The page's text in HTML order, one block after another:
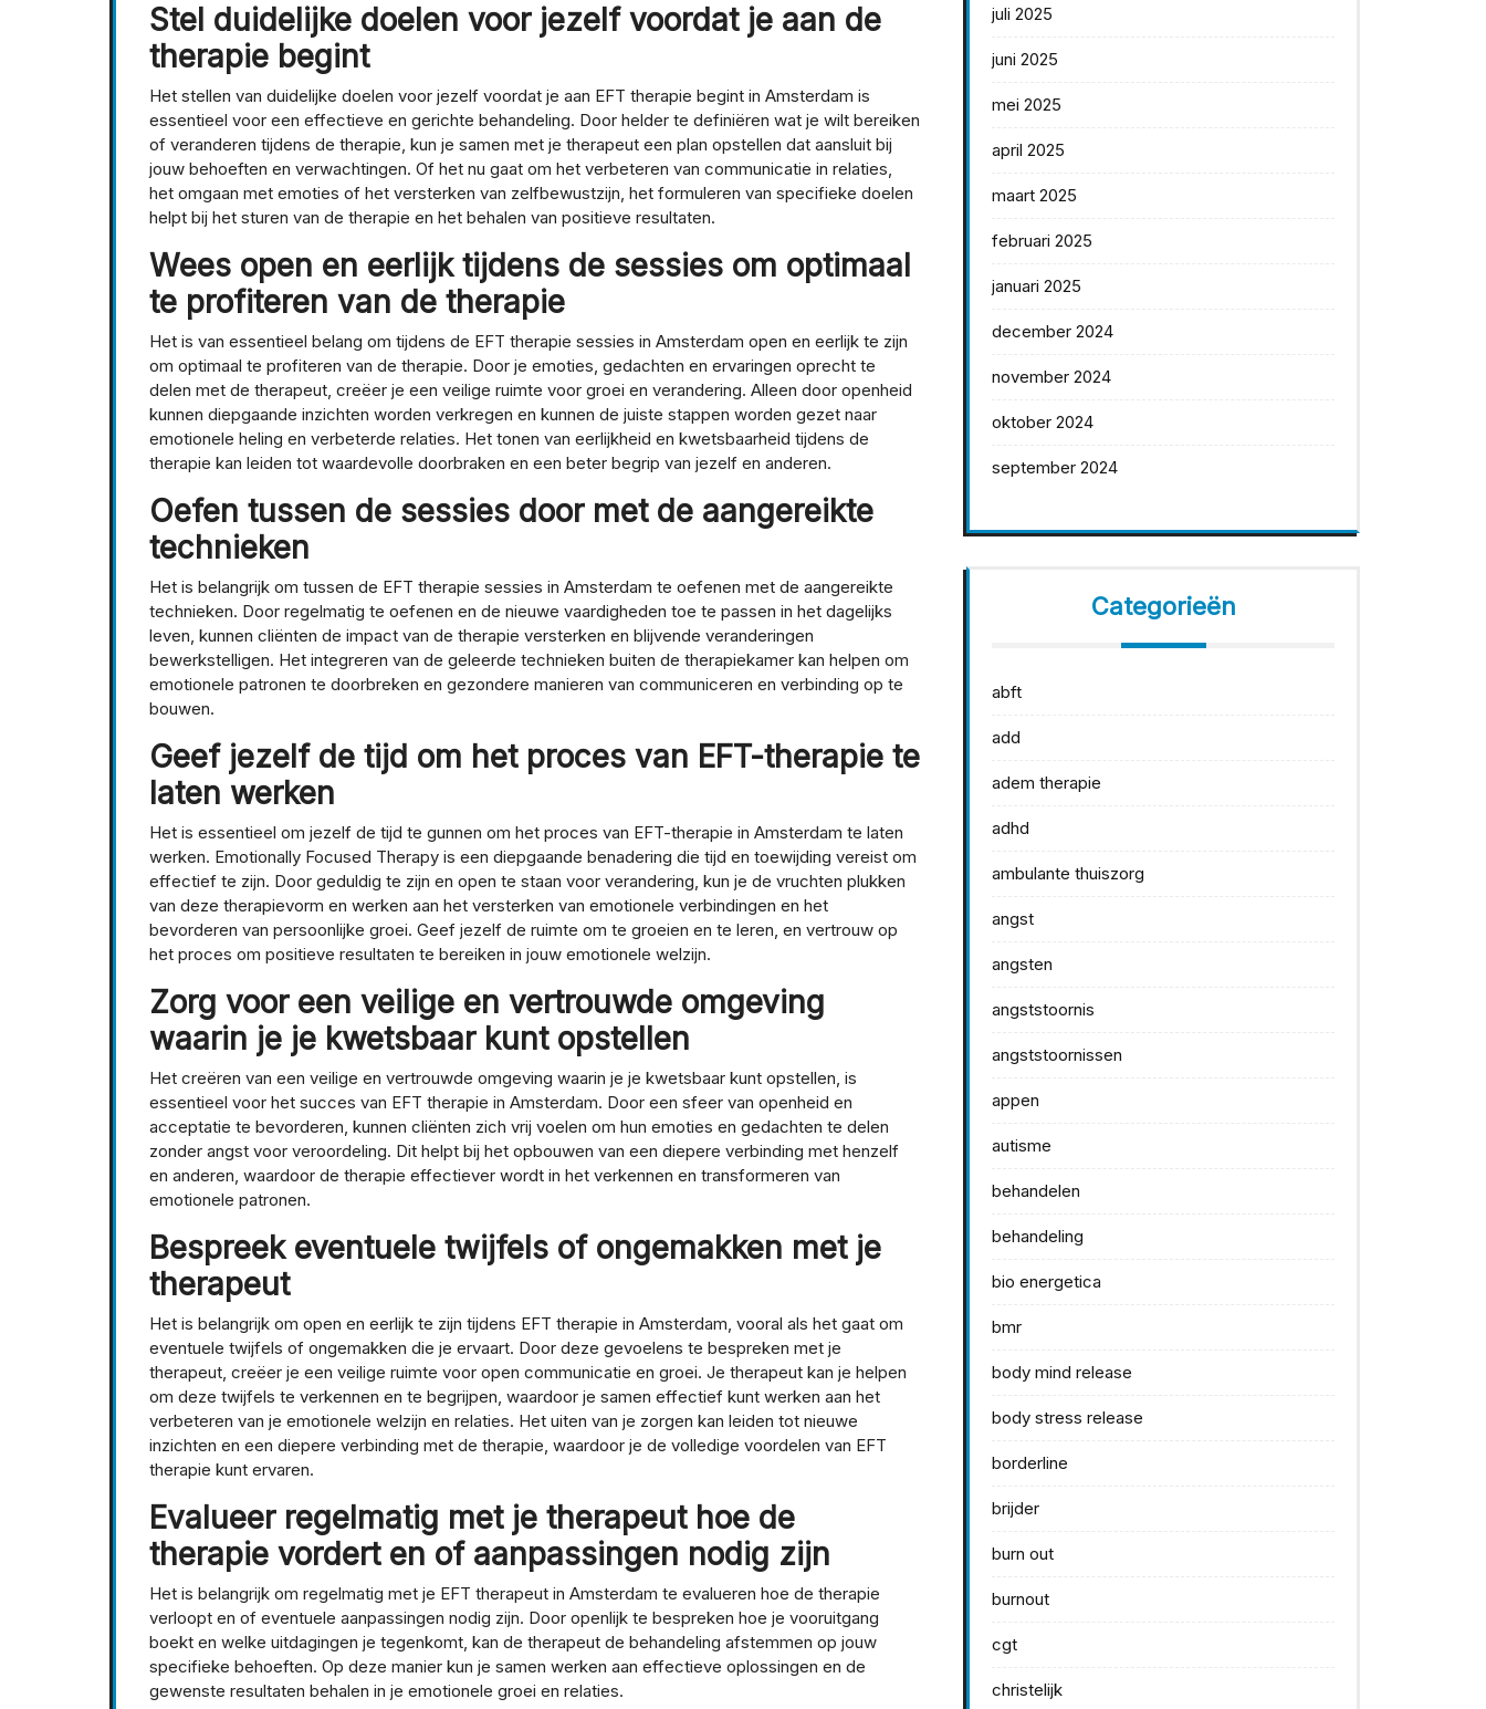
Stel duidelijke doelen voor jezelf voordat je aan de
therapie begint
Het stellen van duidelijke doelen voor jezelf voordat je aan EFT therapie begint in Amsterdam is
essentieel voor een effectieve en gerichte behandeling. Door helder te definiëren wat je wilt bereiken
of veranderen tijdens de therapie, kun je samen met je therapeut een plan opstellen dat aansluit bij
jouw behoeften en verwachtingen. Of het nu gaat om het verbeteren van communicatie in relaties,
het omgaan met emoties of het versterken van zelfbewustzijn, het formuleren van specifieke doelen
helpt bij het sturen van de therapie en het behalen van positieve resultaten.
Wees open en eerlijk tijdens de sessies om optimaal
te profiteren van de therapie
Het is van essentieel belang om tijdens de EFT therapie sessies in Amsterdam open en eerlijk te zijn
om optimaal te profiteren van de therapie. Door je emoties, gedachten en ervaringen oprecht te
delen met de therapeut, creëer je een veilige ruimte voor groei en verandering. Alleen door openheid
kunnen diepgaande inzichten worden verkregen en kunnen de juiste stappen worden gezet naar
emotionele heling en verbeterde relaties. Het tonen van eerlijkheid en kwetsbaarheid tijdens de
therapie kan leiden tot waardevolle doorbraken en een beter begrip van jezelf en anderen.
Oefen tussen de sessies door met de aangereikte
technieken
Het is belangrijk om tussen de EFT therapie sessies in Amsterdam te oefenen met de aangereikte
technieken. Door regelmatig te oefenen en de nieuwe vaardigheden toe te passen in het dagelijks
leven, kunnen cliënten de impact van de therapie versterken en blijvende veranderingen
bewerkstelligen. Het integreren van de geleerde technieken buiten de therapiekamer kan helpen om
emotionele patronen te doorbreken en gezondere manieren van communiceren en verbinding op te
bouwen.
Geef jezelf de tijd om het proces van EFT-therapie te
laten werken
Het is essentieel om jezelf de tijd te gunnen om het proces van EFT-therapie in Amsterdam te laten
werken. Emotionally Focused Therapy is een diepgaande benadering die tijd en toewijding vereist om
effectief te zijn. Door geduldig te zijn en open te staan voor verandering, kun je de vruchten plukken
van deze therapievorm en werken aan het versterken van emotionele verbindingen en het
bevorderen van persoonlijke groei. Geef jezelf de ruimte om te groeien en te leren, en vertrouw op
het proces om positieve resultaten te bereiken in jouw emotionele welzijn.
Zorg voor een veilige en vertrouwde omgeving
waarin je je kwetsbaar kunt opstellen
Het creëren van een veilige en vertrouwde omgeving waarin je je kwetsbaar kunt opstellen, is
essentieel voor het succes van EFT therapie in Amsterdam. Door een sfeer van openheid en
acceptatie te bevorderen, kunnen cliënten zich vrij voelen om hun emoties en gedachten te delen
zonder angst voor veroordeling. Dit helpt bij het opbouwen van een diepere verbinding met henzelf
en anderen, waardoor de therapie effectiever wordt in het verkennen en transformeren van
emotionele patronen.
Bespreek eventuele twijfels of ongemakken met je
therapeut
Het is belangrijk om open en eerlijk te zijn tijdens EFT therapie in Amsterdam, vooral als het gaat om
eventuele twijfels of ongemakken die je ervaart. Door deze gevoelens te bespreken met je
therapeut, creëer je een veilige ruimte voor open communicatie en groei. Je therapeut kan je helpen
om deze twijfels te verkennen en te begrijpen, waardoor je samen effectief kunt werken aan het
verbeteren van je emotionele welzijn en relaties. Het uiten van je zorgen kan leiden tot nieuwe
inzichten en een diepere verbinding met de therapie, waardoor je de volledige voordelen van EFT
therapie kunt ervaren.
Evalueer regelmatig met je therapeut hoe de
therapie vordert en of aanpassingen nodig zijn
Het is belangrijk om regelmatig met je EFT therapeut in Amsterdam te evalueren hoe de therapie
verloopt en of eventuele aanpassingen nodig zijn. Door openlijk te bespreken hoe je vooruitgang
boekt en welke uitdagingen je tegenkomt, kan de therapeut de behandeling afstemmen op jouw
specifieke behoeften. Op deze manier kun je samen werken aan effectieve oplossingen en de
gewenste resultaten behalen in je emotionele groei en relaties.
juli 2025
juni 2025
mei 2025
april 2025
maart 2025
februari 2025
januari 2025
december 2024
november 2024
oktober 2024
september 2024
Categorieën
abft
add
adem therapie
adhd
ambulante thuiszorg
angst
angsten
angststoornis
angststoornissen
appen
autisme
behandelen
behandeling
bio energetica
bmr
body mind release
body stress release
borderline
brijder
burn out
burnout
cgt
christelijk